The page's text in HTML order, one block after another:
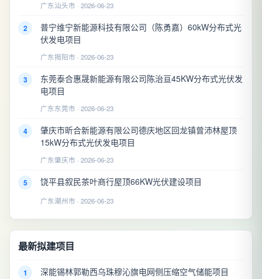
广东汕头市 · 2026-06-23
2
普宁维宁新能源科技有限公司（陈勇嘉）60kW分布式光
伏发电项目
广东揭阳市 · 2026-06-23
3
东莞泰合惠晟新能源有限公司陈治亘45KW分布式光伏发
电项目
广东东莞市 · 2026-06-23
4
肇庆市昕合新能源有限公司德庆地区回龙镇曾沛林屋顶
15kW分布式光伏发电项目
广东肇庆市 · 2026-06-23
5 饶平县叙民茶叶商行屋顶66KW光伏建设项目
广东潮州市 · 2026-06-23
最新拟建项目
1 深能锡林郭勒西乌珠穆沁旗电网侧压缩空气储能项目